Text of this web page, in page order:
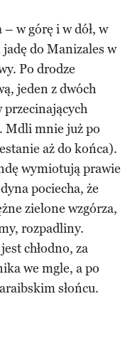
w górę i w dół, w
do Manizales w
Po drodze
jeden z dwóch
przecinających
Mdli mnie już po
aż do końca).
wymiotują prawie
pociecha, że
zielone wzgórza,
rozpadliny.
chłodno, za
we mgle, a po
słońcu.